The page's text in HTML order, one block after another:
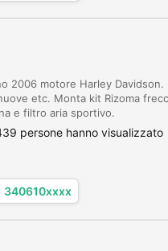
2006 motore Harley
etc. Monta kit Rizoma
e filtro aria sportivo.
persone hanno visualizzato
340610xxxx